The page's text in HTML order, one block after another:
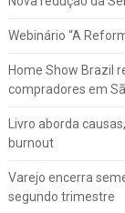
Webinário “A
Home Show Brazil
compradores em
Livro aborda
burnout
Varejo encerra
segundo trimestre